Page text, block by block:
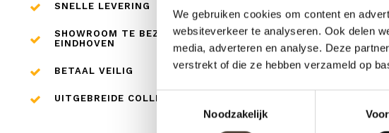
We gebruiken cookies om content en
websiteverkeer te analyseren. Ook delen
media, adverteren en analyse. Deze
verstrekt of die ze hebben verzameld op
Toestemmingsselectie
Noodzakelijk
SNELLE LEVERING
SHOWROOM TE BEZOEKEN IN
EINDHOVEN
BETAAL VEILIG
UITGEBREIDE COLLECTIE